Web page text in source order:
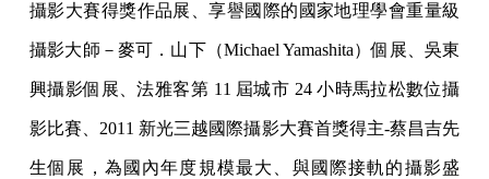
攝影大賽得獎作品展、享譽國際的國家地理學會重量級
攝影大師－麥可．山下（Michael Yamashita）個展、吳東
興攝影個展、法雅客第 11 屆城市 24 小時馬拉松數位攝
影比賽、2011 新光三越國際攝影大賽首獎得主-蔡昌吉先
生個展，為國內年度規模最大、與國際接軌的攝影盛